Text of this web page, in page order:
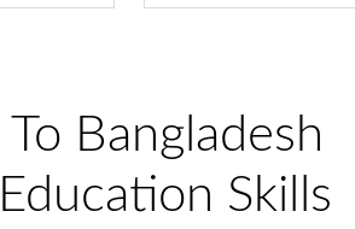
Bangladesh
Skills